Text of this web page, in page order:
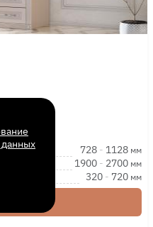
728 - 1128 мм
1900 - 2700 мм
320 - 720 мм